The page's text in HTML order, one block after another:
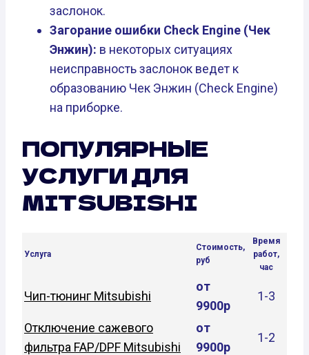
заслонок.
Загорание ошибки Check Engine (Чек
Энжин): в некоторых ситуациях
неисправность заслонок ведет к
образованию Чек Энжин (Check Engine)
на приборке.
ПОПУЛЯРНЫЕ
УСЛУГИ ДЛЯ
MITSUBISHI
Услуга
Стоимость,
руб
Время
работ,
час
Чип-тюнинг Mitsubishi
от
9900р
1-3
Отключение сажевого
фильтра FAP/DPF Mitsubishi
от
9900р
1-2